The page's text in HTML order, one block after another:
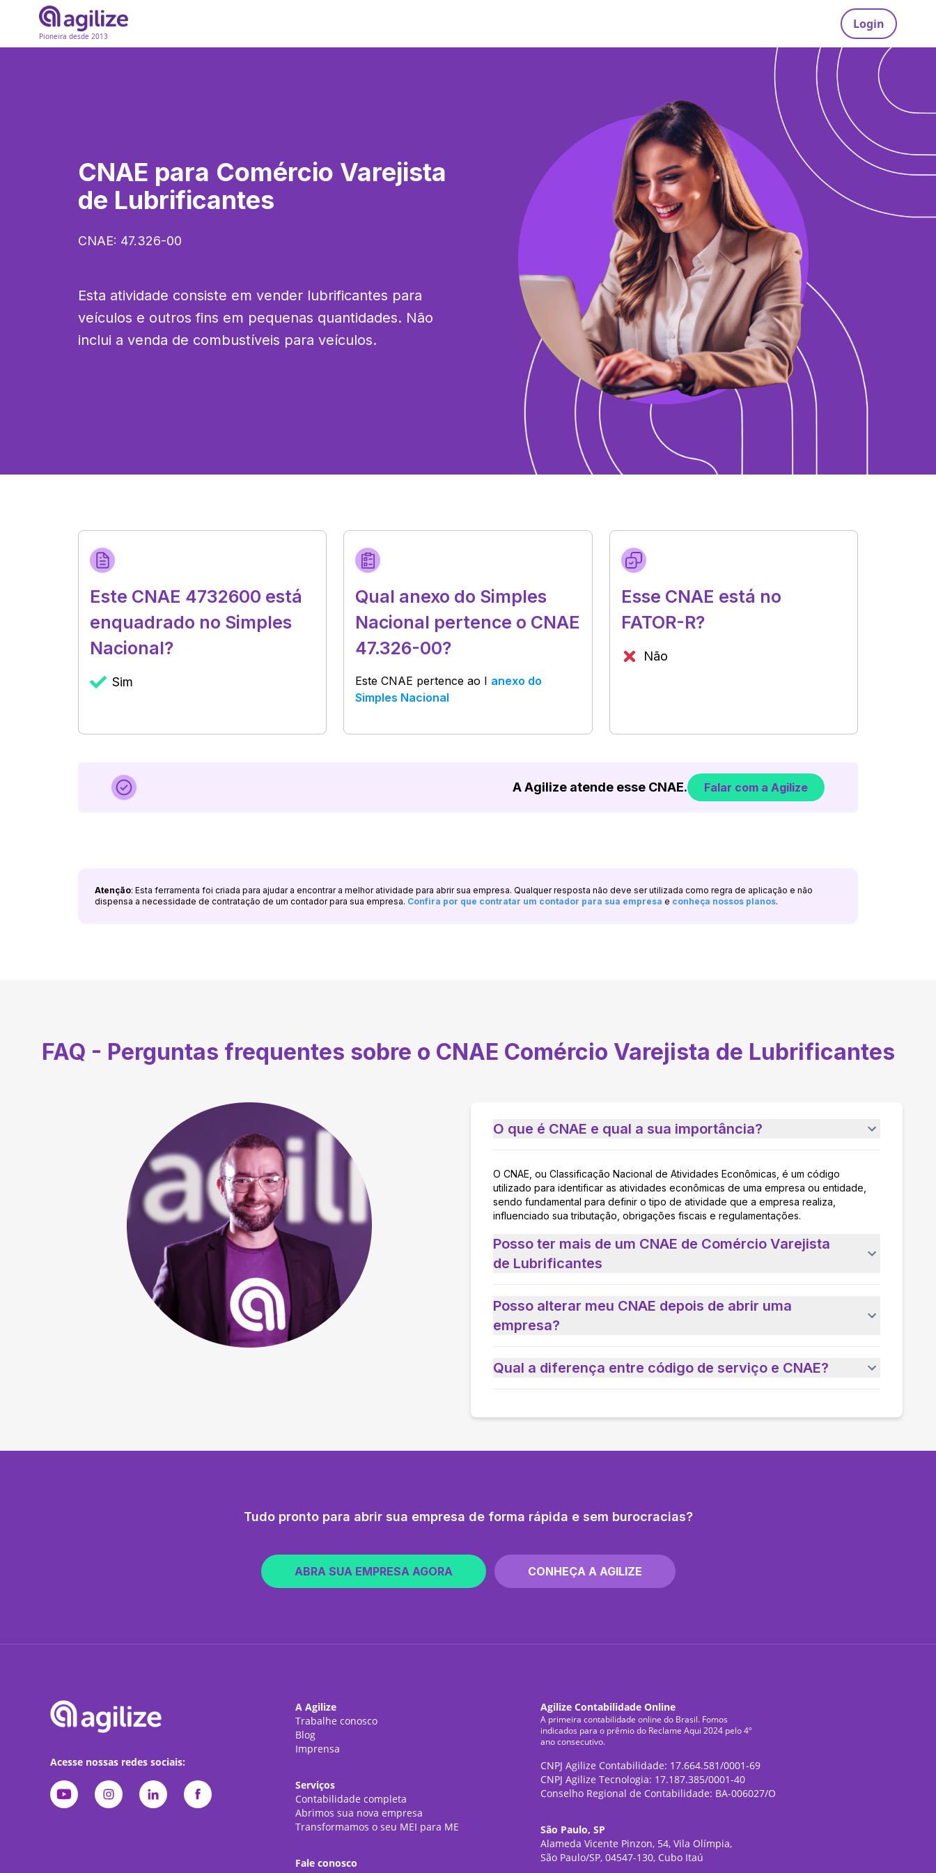
Pioneira desde 2013
Login
CNAE para Comércio Varejista
de Lubrificantes
CNAE: 47.326-00
Esta atividade consiste em vender lubrificantes para
veículos e outros fins em pequenas quantidades. Não
inclui a venda de combustíveis para veículos.
Este CNAE 4732600 está
enquadrado no Simples
Nacional?
Sim
Qual anexo do Simples
Nacional pertence o CNAE
47.326-00?
Este CNAE pertence ao I anexo do
Simples Nacional
Esse CNAE está no
FATOR-R?
Não
A Agilize atende esse CNAE. Falar com a Agilize
Atenção: Esta ferramenta foi criada para ajudar a encontrar a melhor atividade para abrir sua empresa. Qualquer resposta não deve ser utilizada como regra de aplicação e não
dispensa a necessidade de contratação de um contador para sua empresa. Confira por que contratar um contador para sua empresa e conheça nossos planos.
FAQ - Perguntas frequentes sobre o CNAE Comércio Varejista de Lubrificantes
O que é CNAE e qual a sua importância?
O CNAE, ou Classificação Nacional de Atividades Econômicas, é um código
utilizado para identificar as atividades econômicas de uma empresa ou entidade,
sendo fundamental para definir o tipo de atividade que a empresa realiza,
influenciado sua tributação, obrigações fiscais e regulamentações.
Posso ter mais de um CNAE de Comércio Varejista
de Lubrificantes
Posso alterar meu CNAE depois de abrir uma
empresa?
Qual a diferença entre código de serviço e CNAE?
Tudo pronto para abrir sua empresa de forma rápida e sem burocracias?
ABRA SUA EMPRESA AGORA CONHEÇA A AGILIZE
Acesse nossas redes sociais:
A Agilize
Trabalhe conosco
Blog
Imprensa
Serviços
Contabilidade completa
Abrimos sua nova empresa
Transformamos o seu MEI para ME
Fale conosco
Agilize Contabilidade Online
A primeira contabilidade online do Brasil. Fomos
indicados para o prêmio do Reclame Aqui 2024 pelo 4º
ano consecutivo.
CNPJ Agilize Contabilidade: 17.664.581/0001-69
CNPJ Agilize Tecnologia: 17.187.385/0001-40
Conselho Regional de Contabilidade: BA-006027/O
São Paulo, SP
Alameda Vicente Pinzon, 54, Vila Olímpia,
São Paulo/SP, 04547-130, Cubo Itaú